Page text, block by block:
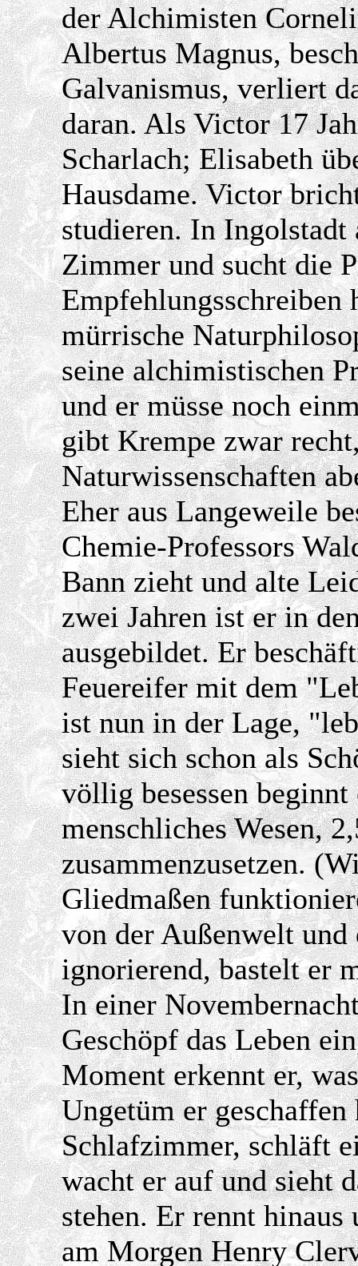
der Alchimisten
Albertus Magnus,
Galvanismus, verliert
daran. Als Victor 17
Scharlach; Elisabeth
Hausdame. Victor
studieren. In Ingolstadt
Zimmer und sucht die
Empfehlungsschreiben
mürrische
seine alchimistischen
und er müsse noch
gibt Krempe zwar
Naturwissenschaften
Eher aus Langeweile
Chemie-Professors
Bann zieht und alte
zwei Jahren ist er in
ausgebildet. Er
Feuereifer mit dem
ist nun in der Lage,
sieht sich schon als
völlig besessen
menschliches Wesen,
zusammenzusetzen.
Gliedmaßen
von der Außenwelt
ignorierend, bastelt er
In einer
Geschöpf das Leben
Moment erkennt er,
Ungetüm er
Schlafzimmer, schläft
wacht er auf und sieht
stehen. Er rennt
am Morgen Henry